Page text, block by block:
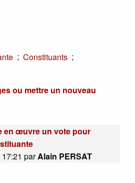
; Constituants ;
ou mettre un nouveau
en œuvre un vote pour
parAlain PERSAT